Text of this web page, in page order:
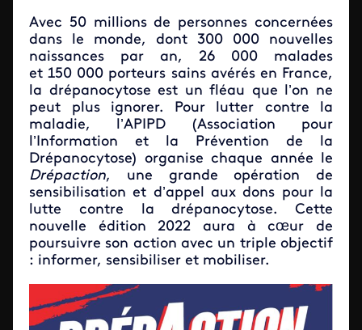
Avec 50 millions de personnes concernées
dans le monde, dont 300
000
nouvelles
naissances par an, 26 000 malades
et 150 000 porteurs sains avérés en France,
la drépanocytose est un fléau que l’on ne
peut plus ignorer. Pour lutter contre la
maladie, l’APIPD (Association pour
l’Information et la Prévention de la
Drépanocytose) organise chaque année le
Drépaction, une grande opération de
sensibilisation et d’appel aux dons pour la
lutte contre la drépanocytose. Cette
nouvelle édition 2022 aura à cœur de
poursuivre son action avec un triple objectif
: informer, sensibiliser et mobiliser.